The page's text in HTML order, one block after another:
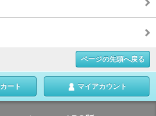
ページの先頭へ戻る
カート マイアカウント